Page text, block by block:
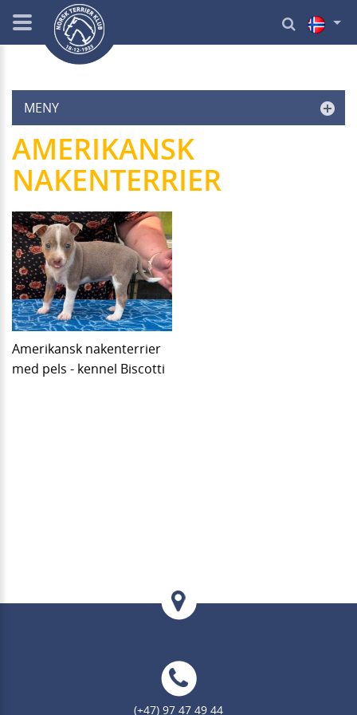
MENY
AMERIKANSK
NAKENTERRIER
Amerikansk nakenterrier
med pels - kennel Biscotti
(+47) 97 47 49 44